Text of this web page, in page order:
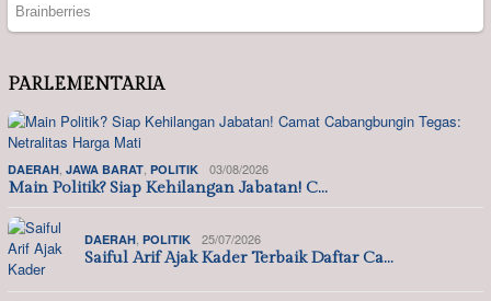
PARLEMENTARIA
DAERAH, JAWA BARAT, POLITIK 03/08/2026
Main Politik? Siap Kehilangan Jabatan! C…
DAERAH, POLITIK 25/07/2026
Saiful Arif Ajak Kader Terbaik Daftar Ca…